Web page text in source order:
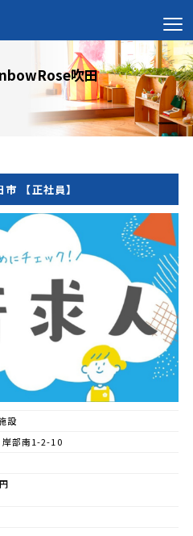
吹田
【正社員】
設
岸部南1-2-10